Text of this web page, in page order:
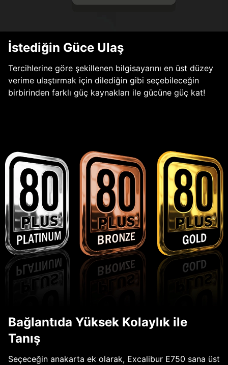
İstediğin Güce Ulaş
Tercihlerine göre şekillenen bilgisayarını en üst düzey
verime ulaştırmak için dilediğin gibi seçebileceğin
birbirinden farklı güç kaynakları ile gücüne güç kat!
Bağlantıda Yüksek Kolaylık ile
Tanış
Seçeceğin anakarta ek olarak, Excalibur E750 sana üst